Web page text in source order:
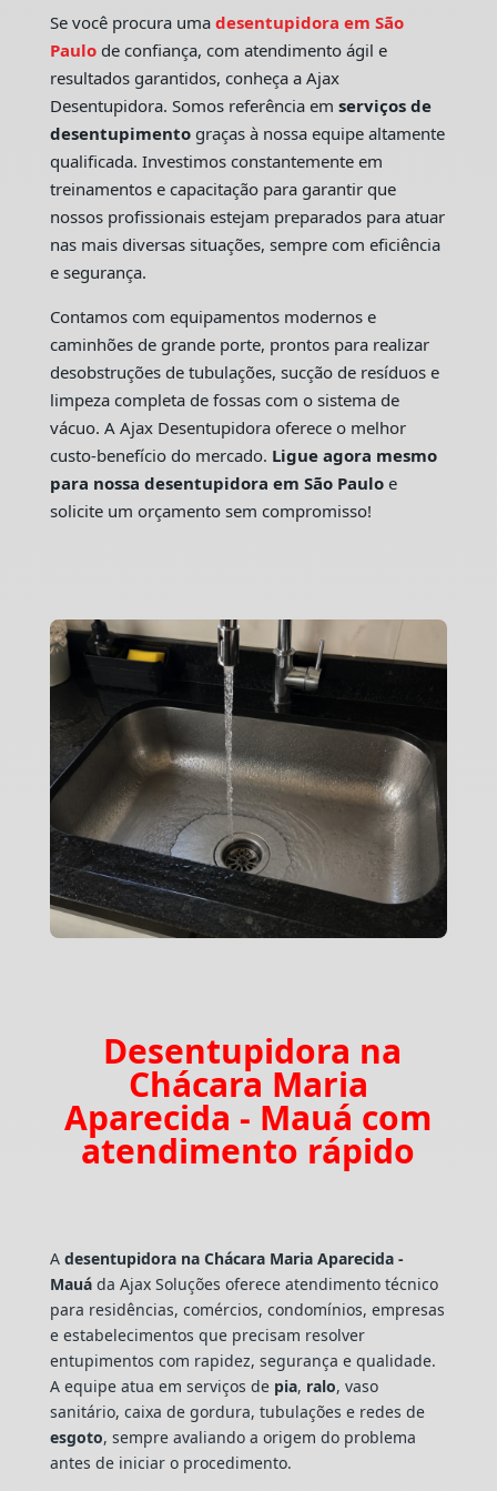
Se você procura uma desentupidora em São
Paulo de confiança, com atendimento ágil e
resultados garantidos, conheça a Ajax
Desentupidora. Somos referência em serviços de
desentupimentograças à nossa equipe altamente
qualificada. Investimos constantemente em
treinamentos e capacitação para garantir que
nossos profissionais estejam preparados para atuar
nas mais diversas situações, sempre com eficiência
e segurança.
Contamos com equipamentos modernos e
caminhões de grande porte, prontos para realizar
desobstruções de tubulações, sucção de resíduos e
limpeza completa de fossas com o sistema de
vácuo. A Ajax Desentupidora oferece o melhor
custo-benefício do mercado. Ligue agora mesmo
para nossa desentupidora em São Pauloe
solicite um orçamento sem compromisso!
Desentupidora na
Chácara Maria
Aparecida - Mauá com
atendimento rápido
A desentupidora na Chácara Maria Aparecida -
Mauáda Ajax Soluções oferece atendimento técnico
para residências, comércios, condomínios, empresas
e estabelecimentos que precisam resolver
entupimentos com rapidez, segurança e qualidade.
A equipe atua em serviços de pia, ralo, vaso
sanitário, caixa de gordura, tubulações e redes de
esgoto, sempre avaliando a origem do problema
antes de iniciar o procedimento.